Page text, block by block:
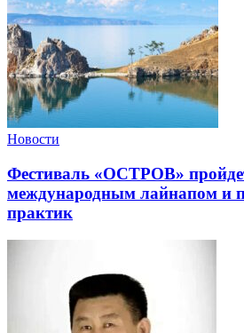
Новости
Фестиваль «ОСТРОВ»
международным лайнапом и
практик